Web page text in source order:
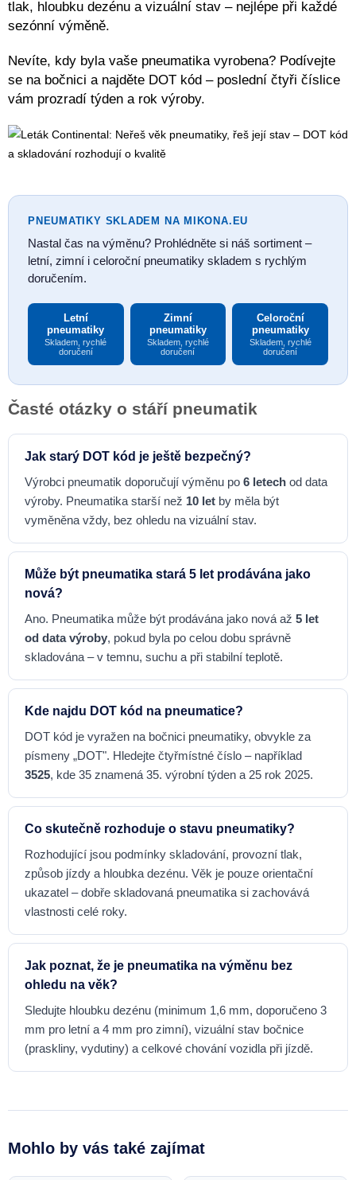
tlak, hloubku dezénu a vizuální stav – nejlépe při každé
sezónní výměně.
Nevíte, kdy byla vaše pneumatika vyrobena? Podívejte
se na bočnici a najděte DOT kód – poslední čtyři číslice
vám prozradí týden a rok výroby.
PNEUMATIKY SKLADEM NA MIKONA.EU
Nastal čas na výměnu? Prohlédněte si náš sortiment –
letní, zimní i celoroční pneumatiky skladem s rychlým
doručením.
Letní
pneumatiky
Skladem, rychlé
doručení
Zimní
pneumatiky
Skladem, rychlé
doručení
Celoroční
pneumatiky
Skladem, rychlé
doručení
Časté otázky o stáří pneumatik
Jak starý DOT kód je ještě bezpečný?
Výrobci pneumatik doporučují výměnu po 6 letech od data
výroby. Pneumatika starší než 10 let by měla být
vyměněna vždy, bez ohledu na vizuální stav.
Může být pneumatika stará 5 let prodávána jako
nová?
Ano. Pneumatika může být prodávána jako nová až 5 let
od data výroby, pokud byla po celou dobu správně
skladována – v temnu, suchu a při stabilní teplotě.
Kde najdu DOT kód na pneumatice?
DOT kód je vyražen na bočnici pneumatiky, obvykle za
písmeny „DOT". Hledejte čtyřmístné číslo – například
3525, kde 35 znamená 35. výrobní týden a 25 rok 2025.
Co skutečně rozhoduje o stavu pneumatiky?
Rozhodující jsou podmínky skladování, provozní tlak,
způsob jízdy a hloubka dezénu. Věk je pouze orientační
ukazatel – dobře skladovaná pneumatika si zachovává
vlastnosti celé roky.
Jak poznat, že je pneumatika na výměnu bez
ohledu na věk?
Sledujte hloubku dezénu (minimum 1,6 mm, doporučeno 3
mm pro letní a 4 mm pro zimní), vizuální stav bočnice
(praskliny, vydutiny) a celkové chování vozidla při jízdě.
Mohlo by vás také zajímat